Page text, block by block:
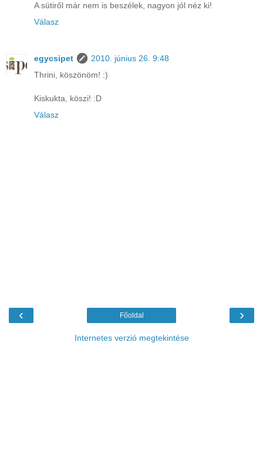
A sütiről már nem is beszélek, nagyon jól néz ki!
Válasz
egycsipet
2010. június 26. 9:48
Thrini, köszönöm! :)
Kiskukta, köszi! :D
Válasz
‹ ›
Főoldal
Internetes verzió megtekintése